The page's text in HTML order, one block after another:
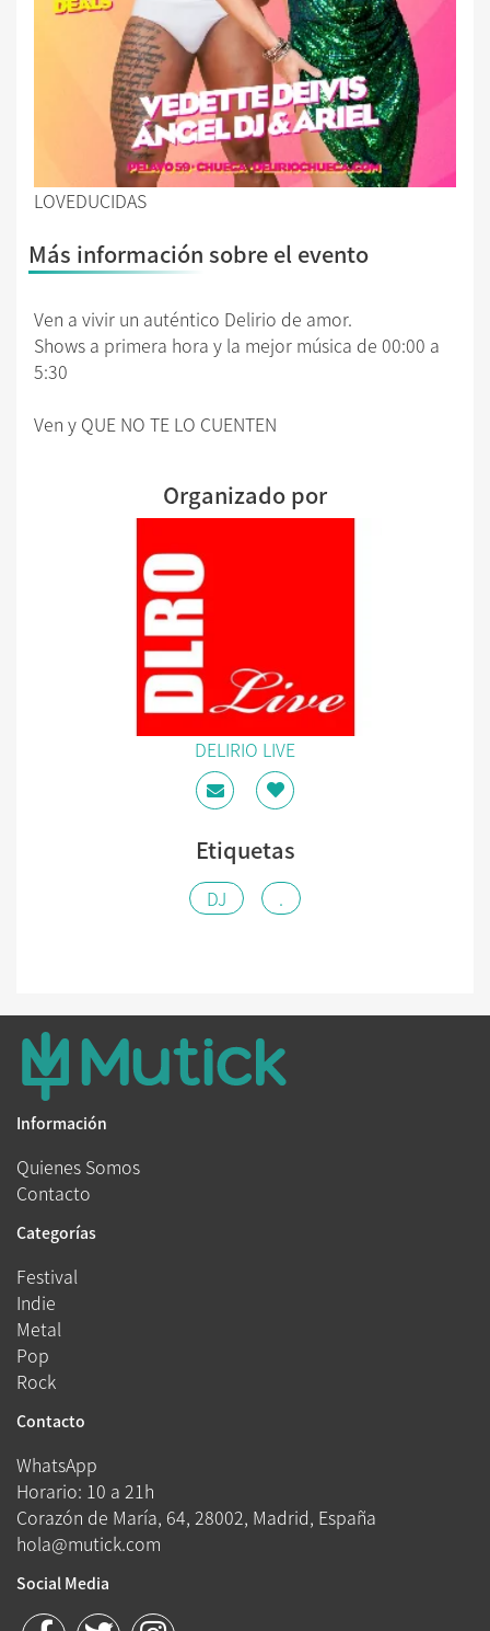
LOVEDUCIDAS
Más información sobre el evento
Ven a vivir un auténtico Delirio de amor.
Shows a primera hora y la mejor música de 00:00 a
5:30
Ven y QUE NO TE LO CUENTEN
Organizado por
DELIRIO LIVE
Etiquetas
DJ .
Información
Quienes Somos
Contacto
Categorías
Festival
Indie
Metal
Pop
Rock
Contacto
WhatsApp
Horario: 10 a 21h
Corazón de María, 64, 28002, Madrid, España
hola@mutick.com
Social Media